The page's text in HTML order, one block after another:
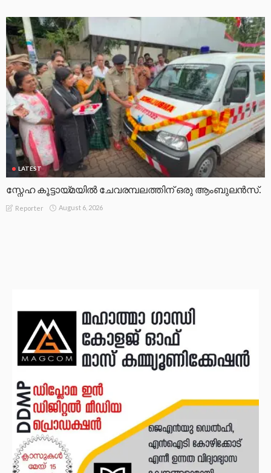
LATEST
സ്നേഹ കൂട്ടായ്മയിൽ ചേവരമ്പലത്തിന് ഒരു ആംബുലൻസ്.
Reporter August 6, 2026